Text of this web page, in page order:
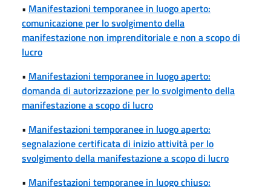
• Manifestazioni temporanee in luogo aperto:
comunicazione per lo svolgimento della
manifestazione non imprenditoriale e non a scopo di
lucro
• Manifestazioni temporanee in luogo aperto:
domanda di autorizzazione per lo svolgimento della
manifestazione a scopo di lucro
• Manifestazioni temporanee in luogo aperto:
segnalazione certificata di inizio attività per lo
svolgimento della manifestazione a scopo di lucro
• Manifestazioni temporanee in luogo chiuso: